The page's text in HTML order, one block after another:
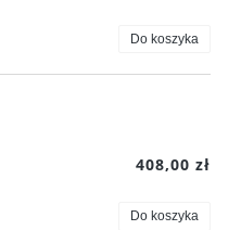
Do koszyka
408,00 zł
Do koszyka